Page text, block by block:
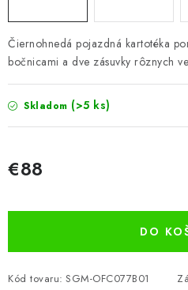
Reklamácie a odstúpenie od zmluvy
Čiernohnedá pojazdná kartotéka
bočnicami a dve zásuvky rôznych
Skladom (>5 ks)
€88
DO
Kód tovaru: SGM-OFC077B01